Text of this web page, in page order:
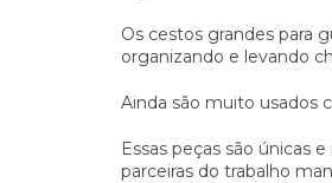
Os cestos grandes para
organizando e levando
Ainda são muito usados
Essas peças são únicas
parceiras do trabalho